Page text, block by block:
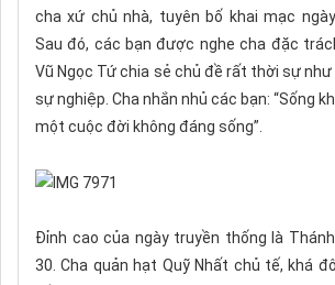
cha xứ chủ nhà, tuyên bố khai mạc
Sau đó, các bạn được nghe cha đặc
Vũ Ngọc Tứ chia sẻ chủ đề rất thời sự như
sự nghiệp. Cha nhắn nhủ các bạn: “Sống
một cuộc đời không đáng sống”.
Đỉnh cao của ngày truyền thống là
30. Cha quản hạt Quỹ Nhất chủ tế, khá